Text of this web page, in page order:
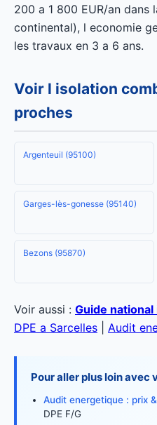
200 a 1 800 EUR/an
continental), l economie
les travaux en 3 a 6 ans.
Voir l isolation
proches
Argenteuil (95100)
Garges-lès-gonesse (95140)
Bezons (95870)
Voir aussi : Guide
DPE a Sarcelles
Audit
Pour aller plus loin
Audit energetique : prix
DPE F/G